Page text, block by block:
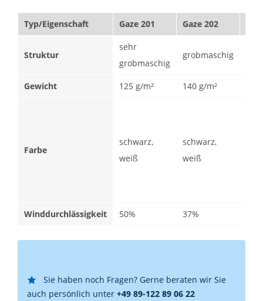
Typ/Eigenschaft Gaze 201 Gaze 202
Struktur
sehr
grobmaschig
grobmaschig
Gewicht 125 g/m² 140 g/m²
Farbe
schwarz,
weiß
schwarz,
weiß
Winddurchlässigkeit 50% 37%
Sie haben noch Fragen? Gerne beraten wir Sie
auch persönlich unter +49 89-122 89 06 22